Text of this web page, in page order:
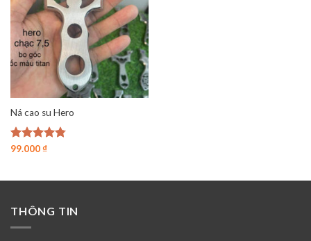
Ná cao su Hero
Được xếp
99.000₫
THÔNG TIN